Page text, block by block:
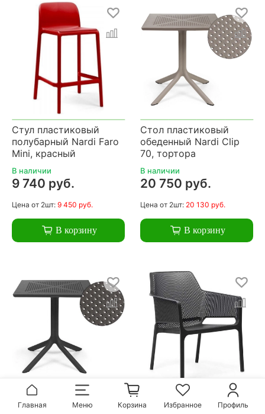
Стул пластиковый
полубарный Nardi Faro
Mini, красный
В наличии
9 740 руб.
Цена от 2шт: 9 450 руб.
В корзину
Стол пластиковый
обеденный Nardi Clip
70, тортора
В наличии
20 750 руб.
Цена от 2шт: 20 130 руб.
В корзину
Стол пластиковый
обеденный Nardi Clip
Кресло пластиковое,
Nardi Net Relax,
Главная Меню Корзина Избранное Профиль